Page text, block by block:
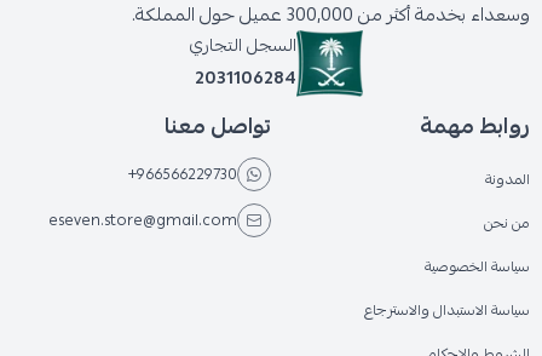
وسعداء بخدمة أكثر من 300,000 عميل حول المملكة.
السجل التجاري
2031106284
روابط مهمة
المدونة
من نحن
سياسة الخصوصية
سياسة الاستبدال والاسترجاع
تواصل معنا
+966566229730
eseven.store@gmail.com